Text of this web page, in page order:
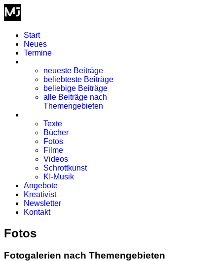
Start
Neues
Termine
neueste Beiträge
beliebteste Beiträge
beliebige Beiträge
alle Beiträge nach
Themengebieten
Texte
Bücher
Fotos
Filme
Videos
Schrottkunst
KI-Musik
Angebote
Kreativist
Newsletter
Kontakt
Fotos
Fotogalerien nach Themengebieten